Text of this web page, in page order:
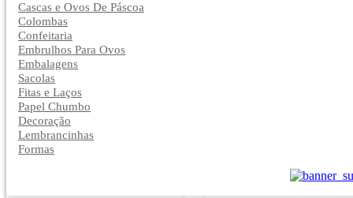
Cascas e Ovos De Páscoa
Colombas
Confeitaria
Embrulhos Para Ovos
Embalagens
Sacolas
Fitas e Laços
Papel Chumbo
Decoração
Lembrancinhas
Formas